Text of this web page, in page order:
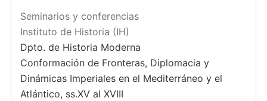
Seminarios y conferencias
Instituto de Historia (IH)
Dpto. de Historia Moderna
Conformación de Fronteras, Diplomacia y
Dinámicas Imperiales en el Mediterráneo y el
Atlántico, ss.XV al XVIII